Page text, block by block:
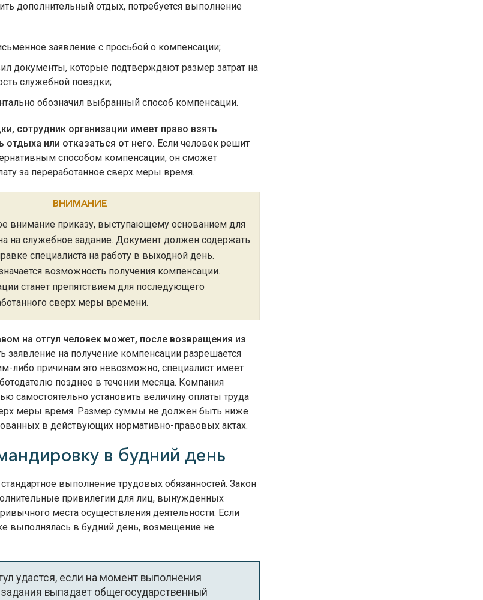
дополнительный отдых, потребуется выполнение
заявление с просьбой о компенсации;
документы, которые подтверждают размер затрат на
служебной поездки;
обозначил выбранный способ компенсации.
сотрудник организации имеет право взять
или отказаться от него. Если человек решит
способом компенсации, он сможет
за переработанное сверх меры время.
ВНИМАНИЕ
внимание приказу, выступающему основанием для
на служебное задание. Документ должен содержать
специалиста на работу в выходной день.
возможность получения компенсации.
станет препятствием для последующего
сверх меры времени.
на отгул человек может, после возвращения из
заявление на получение компенсации разрешается
либо причинам это невозможно, специалист имеет
позднее в течении месяца. Компания
самостоятельно установить величину оплаты труда
меры время. Размер суммы не должен быть ниже
в действующих нормативно-правовых актах.
в будний день
выполнение трудовых обязанностей. Закон
привилегии для лиц, вынужденных
места осуществления деятельности. Если
выполнялась в будний день, возмещение не
удастся, если на момент выполнения
выпадает общегосударственный